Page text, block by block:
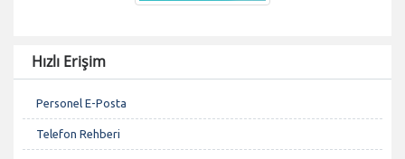
Hızlı Erişim
Personel E-Posta
Telefon Rehberi